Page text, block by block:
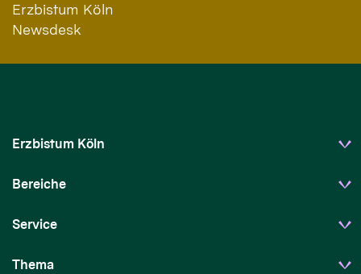
Erzbistum Köln
Newsdesk
Erzbistum Köln
Bereiche
Service
Thema